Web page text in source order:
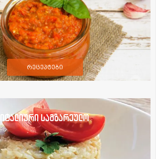
რეცეპტები
იტალიური სამზარეულო